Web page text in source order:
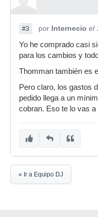
#3 por Internecio el
Yo he comprado casi
para los cambios y
Thomman también es
Pero claro, los gastos
pedido llega a un
cobran. Eso te lo vas
« Ir a Equipo DJ